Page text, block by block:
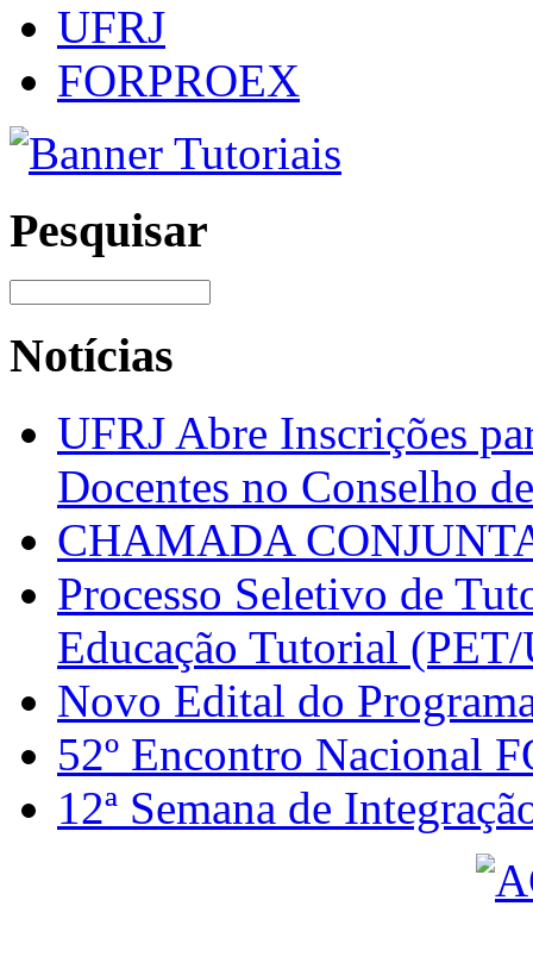
UFRJ
FORPROEX
Pesquisar
Notícias
UFRJ Abre Inscrições
Docentes no Conselho
CHAMADA
Processo Seletivo de
Educação Tutorial
Novo Edital do
52º Encontro Nacional
12ª Semana de